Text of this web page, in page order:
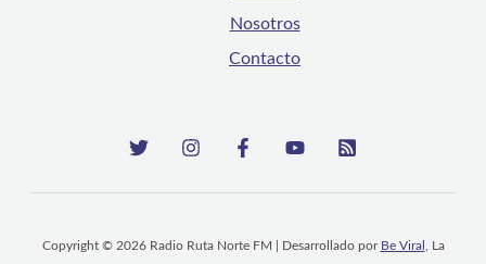
Nosotros
Contacto
Copyright © 2026 Radio Ruta Norte FM | Desarrollado por Be Viral , La